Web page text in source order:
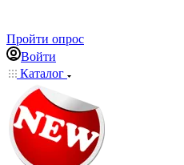
Пройти опрос
Войти
Каталог